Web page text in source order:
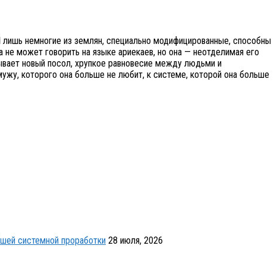
немногие из землян, специально модифицированные, способны
может говорить на языке ариекаев, но она — неотделимая его
новый посол, хрупкое равновесие между людьми и
которого она больше не любит, к системе, которой она больше
системной проработки 28 июля, 2026